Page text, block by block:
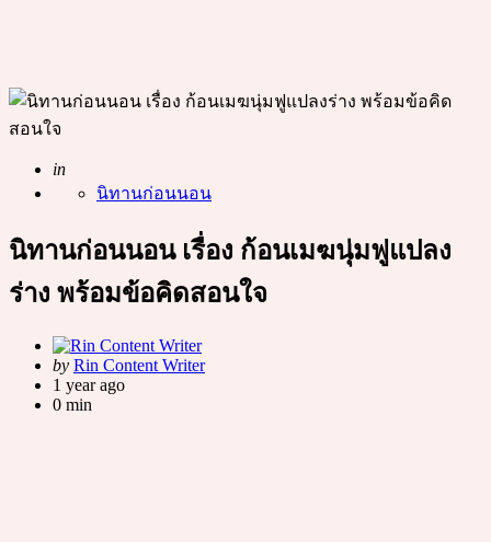
Posted
in
นิทานก่อนนอน
นิทานก่อนนอน เรื่อง ก้อนเมฆนุ่มฟูแปลง
ร่าง พร้อมข้อคิดสอนใจ
Posted
by
by Rin Content Writer
1 year ago
0 min